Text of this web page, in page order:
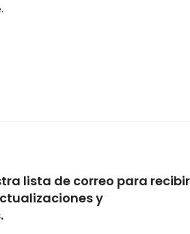
lista de correo para recibir
y